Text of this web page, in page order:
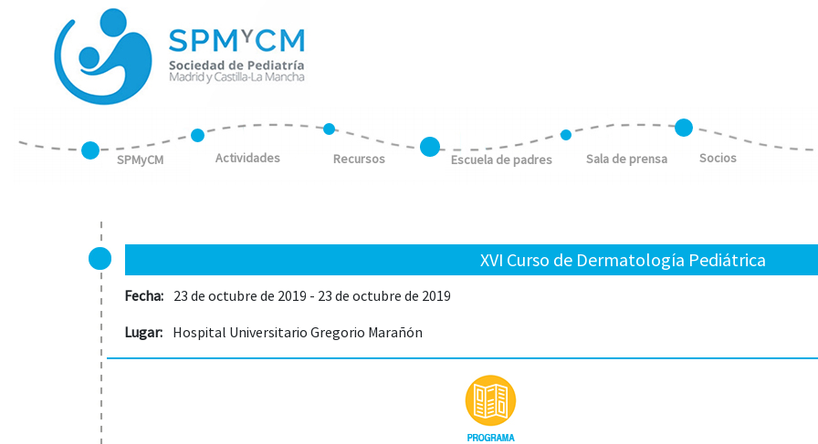
SPMyCM Actividades Recursos Escuela de padres Sala de prensa Socios
XVI Curso de Dermatología Pediátrica
Fecha: 23 de octubre de 2019 - 23 de octubre de 2019
Lugar: Hospital Universitario Gregorio Marañón